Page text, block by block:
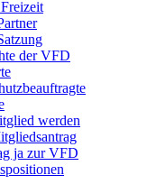
der VFD
werden
ja zur VFD